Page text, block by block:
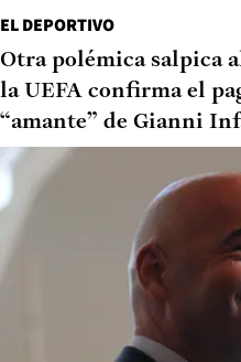
EL DEPORTIVO
Otra polémica salpica
la UEFA confirma el
“amante” de Gianni